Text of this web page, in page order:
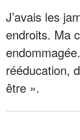
J’avais les
endroits. Ma
rééducation,
être ».